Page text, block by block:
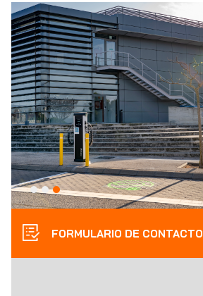
FORMULARIO DE CONTACTO